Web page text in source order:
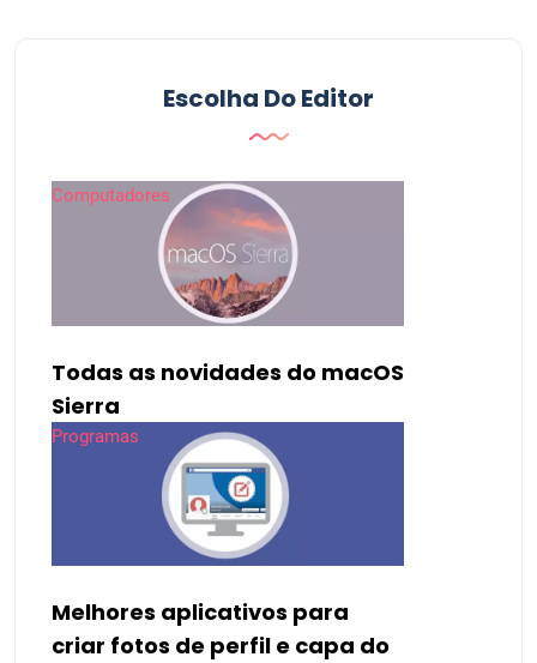
Escolha Do Editor
Computadores
Todas as novidades do macOS
Sierra
Programas
Melhores aplicativos para
criar fotos de perfil e capa do